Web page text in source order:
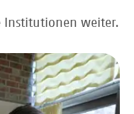
Institutionen weiter.